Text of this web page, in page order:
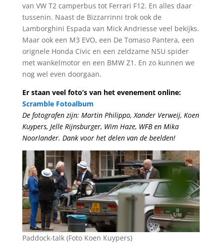
van VW T2 camperbus tot Ferrari F12. En alles daar
tussenin. Naast de Bizzarrinni trok ook de
Lamborghini Espada van Mick Andriesse veel bekijks.
Maar ook een M3 EVO, een De Tomaso Pantera, een
orignele Honda Civic en een zeldzame NSU spider
met wankelmotor en een BMW Z1. En zo kunnen we
nog wel even doorgaan.
Er staan veel foto’s van het evenement online:
Scramble Fotoalbum
De fotografen zijn: Martin Philippo, Xander Verweij, Koen
Kuypers, Jelle Rijnsburger, Wim Haze, WFB en Mika
Noorlander. Dank voor het delen van de beelden!
Paddock-talk (Foto Koen Kuypers)